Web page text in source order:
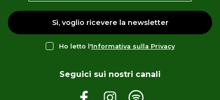
Sì, voglio ricevere la newsletter
Ho letto l'Informativa sulla Privacy
Seguici sui nostri canali